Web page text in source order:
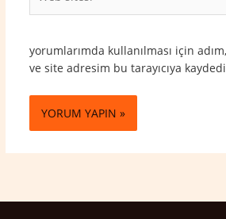
sitesi
yorumlarımda kullanılması için
ve site adresim bu tarayıcıya